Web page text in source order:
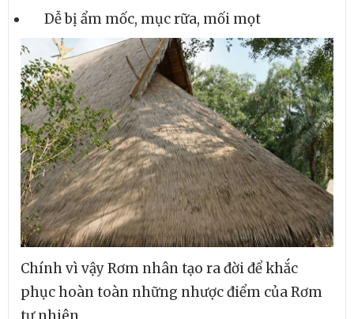
Dễ bị ẩm mốc, mục rữa, mối mọt
Chính vì vậy Rơm nhân tạo ra đời để khắc
phục hoàn toàn những nhược điểm của Rơm